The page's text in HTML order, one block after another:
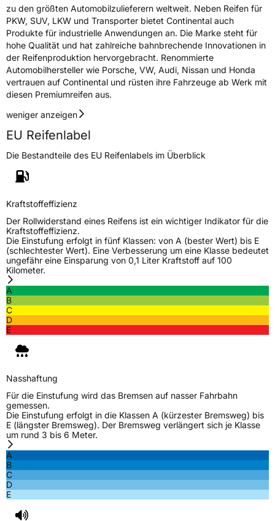
zu den größten Automobilzulieferern weltweit. Neben Reifen für
PKW, SUV, LKW und Transporter bietet Continental auch
Produkte für industrielle Anwendungen an. Die Marke steht für
hohe Qualität und hat zahlreiche bahnbrechende Innovationen in
der Reifenproduktion hervorgebracht. Renommierte
Automobilhersteller wie Porsche, VW, Audi, Nissan und Honda
vertrauen auf Continental und rüsten ihre Fahrzeuge ab Werk mit
diesen Premiumreifen aus.
weniger anzeigen
EU Reifenlabel
Die Bestandteile des EU Reifenlabels im Überblick
Kraftstoffeffizienz
Der Rollwiderstand eines Reifens ist ein wichtiger Indikator für die
Kraftstoffeffizienz.
Die Einstufung erfolgt in fünf Klassen: von A (bester Wert) bis E
(schlechtester Wert). Eine Verbesserung um eine Klasse bedeutet
ungefähr eine Einsparung von 0,1 Liter Kraftstoff auf 100
Kilometer.
A
B
C
D
E
Nasshaftung
Für die Einstufung wird das Bremsen auf nasser Fahrbahn
gemessen.
Die Einstufung erfolgt in die Klassen A (kürzester Bremsweg) bis
E (längster Bremsweg). Der Bremsweg verlängert sich je Klasse
um rund 3 bis 6 Meter.
A
B
C
D
E